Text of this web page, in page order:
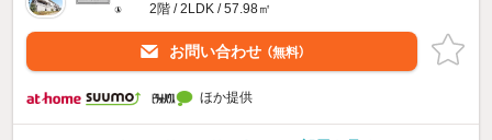
2階 / 2LDK / 57.98㎡
お問い合わせ （無料）
ほか提供